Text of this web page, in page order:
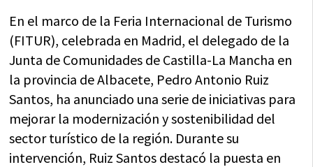
En el marco de la Feria Internacional de Turismo
(FITUR), celebrada en Madrid, el delegado de la
Junta de Comunidades de Castilla-La Mancha en
la provincia de Albacete, Pedro Antonio Ruiz
Santos, ha anunciado una serie de iniciativas para
mejorar la modernización y sostenibilidad del
sector turístico de la región. Durante su
intervención, Ruiz Santos destacó la puesta en